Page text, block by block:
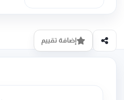
إضافة تقييم